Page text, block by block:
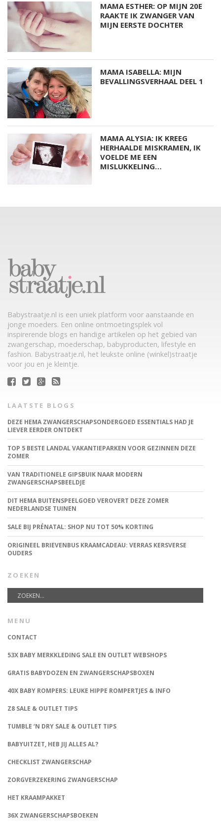
MAMA ESTHER: OP MIJN 20E
RAAKTE IK ZWANGER VAN
MIJN EERSTE DOCHTER
MAMA ISABELLA: MIJN
BEVALLINGSVERHAAL DEEL 1
MAMA ALYSIA: IK KREEG
HERHAALDE MISKRAMEN, IK
VOELDE ME EEN
MISLUKKELING…
Babystraatje.nl is een uniek platform voor aanstaande en
jonge moeders. Een online ontmoetingsplek vol
inspirerende blogs en handige artikelen op het gebied van
zwangerschap, moederschap, babyproducten, lifestyle en
fashion. Babystraatje.nl, het leukste online (winkel)straatje
voor jou en je kleintje.
LAATSTE BLOGS
DEZE HEMA ZWANGERSCHAPSONDERGOED ESSENTIALS HAD JE
LIEVER EERDER ONTDEKT
TOP 5 BESTE LANDAL VAKANTIEPARKEN VOOR GEZINNEN DEZE
ZOMER
VAN TRADITIONELE GIPSBUIK NAAR MODERN
ZWANGERSCHAPSBEELDJE
DIT HEMA BUITENSPEELGOED VEROVERT DEZE ZOMER
NEDERLANDSE TUINEN
SALE BIJ PRÉNATAL: SHOP NU TOT 50% KORTING
ORIGINEEL BRIEVENBUS KRAAMCADEAU: VERRAS KERSVERSE
OUDERS
ZOEKEN
MENU
CONTACT
53X BABY MERKKLEDING SALE EN OUTLET WEBSHOPS
GRATIS BABYDOZEN EN ZWANGERSCHAPSBOXEN
40X BABY ROMPERS: LEUKE HIPPE ROMPERTJES & INFO
Z8 SALE & OUTLET TIPS
TUMBLE ‘N DRY SALE & OUTLET TIPS
BABYUITZET, HEB JIJ ALLES AL?
CHECKLIST ZWANGERSCHAP
ZORGVERZEKERING ZWANGERSCHAP
HET KRAAMPAKKET
36X ZWANGERSCHAPSBOEKEN